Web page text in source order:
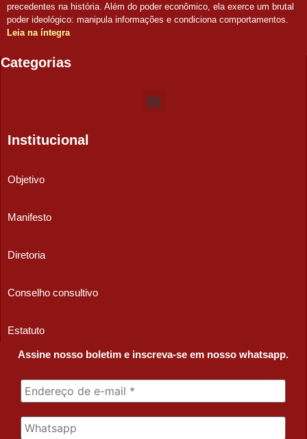
precedentes na história. Além do poder econômico, ela exerce um brutal
poder ideológico: manipula informações e condiciona comportamentos.
Leia na íntegra
Categorias
Institucional
Objetivo
Manifesto
Diretoria
Conselho consultivo
Estatuto
Assine nosso boletim e inscreva-se em nosso whatsapp.